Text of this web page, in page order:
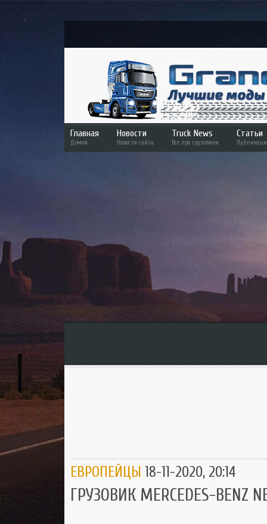
Главная
Домой
Новости
Новости сайта
Truck News
Все про грузовики
Статьи
ЕВРОПЕЙЦЫ 18-11-2020, 20:14
ГРУЗОВИК MERCEDES-BENZ